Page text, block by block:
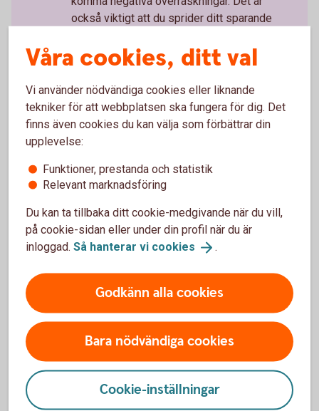
också viktigt att du sprider ditt sparande
riskerna.
Tips om aktier och
börsinformation
Aktiellt
Dagliga bolagsanalyser, börskommentarer,
aktierekommendationer, förvaltarkommentarer och
tips runt pension och privatekonomi.
Aktiellt(swedbank-aktiellt.se)
Våra cookies, ditt val
Vi använder nödvändiga cookies eller liknande
tekniker för att webbplatsen ska fungera för dig. Det
finns även cookies du kan välja som förbättrar din
upplevelse:
Funktioner, prestanda och statistik
Relevant marknadsföring
Du kan ta tillbaka ditt cookie-medgivande när du vill,
på cookie-sidan eller under din profil när du är
inloggad. Så hanterar vi cookies .
Godkänn alla cookies
Bara nödvändiga cookies
Cookie-inställningar